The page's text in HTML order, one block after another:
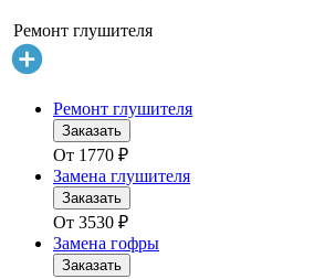
Ремонт глушителя
Ремонт глушителя
Заказать
От 1770 ₽
Замена глушителя
Заказать
От 3530 ₽
Замена гофры
Заказать